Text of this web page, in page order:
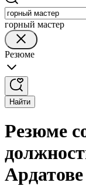
горный мастер
Резюме
Найти
Резюме
Ардатове